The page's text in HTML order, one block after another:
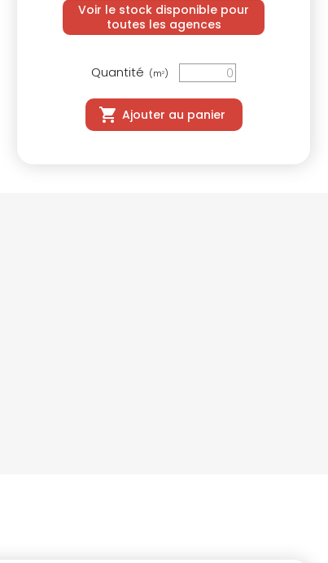
Voir le stock disponible pour
toutes les agences
Quantité (m2)
Ajouter au panier